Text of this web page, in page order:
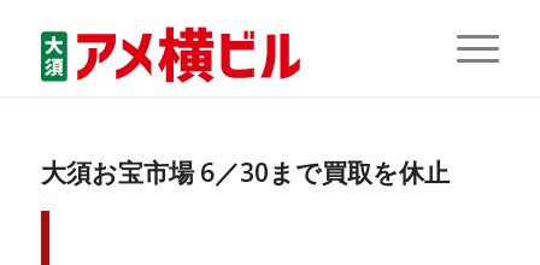
大須お宝市場 6／30まで買取を休止